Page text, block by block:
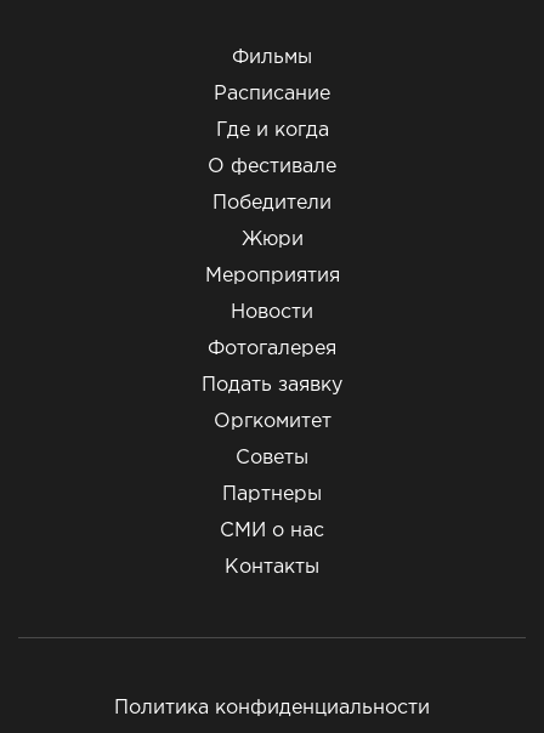
Фильмы
Расписание
Где и когда
О фестивале
Победители
Жюри
Мероприятия
Новости
Фотогалерея
Подать заявку
Оргкомитет
Советы
Партнеры
СМИ о нас
Контакты
Политика конфиденциальности